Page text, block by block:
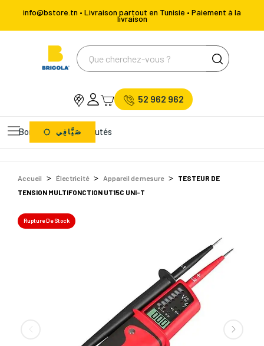
info@bstore.tn • Livraison partout en Tunisie • Paiement à la
livraison
52 962 962
Bons Plans Nouveautés
صَيَّافِي
Accueil Électricité Appareil de mesure
TESTEUR DE
TENSION MULTIFONCTION UT15C UNI-T
Rupture De Stock